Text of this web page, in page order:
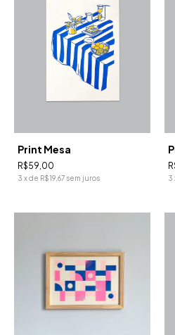
Print Mesa
R$59,00
3 xde R$19,67 sem juros 3